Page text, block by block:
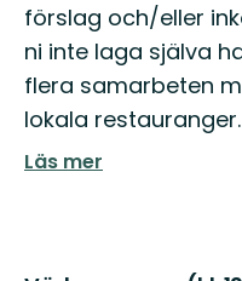
förslag och/eller
ni inte laga själva
flera samarbeten
lokala restauranger.
Läs mer